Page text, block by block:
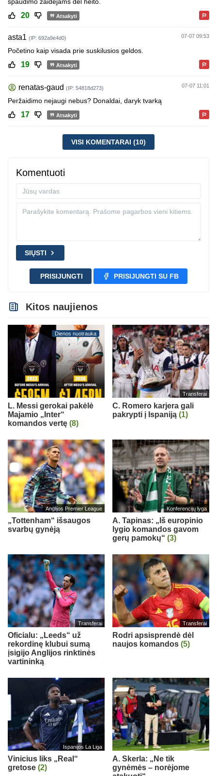
20 Atsakyti
asta1 (IP: 692a9e4d0) 07-07 09:53
Početino kaip visada prie suskilusios geldos.
19 Atsakyti
renatas-gaud (IP: 54818d273) 07-07 11:01
Peržaidimo nejaugi nebus? Donaldai, daryk tvarką
17 Atsakyti
VISI KOMENTARAI (10)
Komentuoti
SIŲSTI
PRISIJUNGTI PRISIJUNGTI SU FB
Kitos naujienos
Dienos nuotrauka
L. Messi gerokai pakėlė
Majamio „Inter“
komandos vertę (8)
Transferai
C. Romero karjera gali
pakrypti į Ispaniją (1)
Anglijos Premier League
„Tottenham“ išsaugos
svarbų gynėją
Konferencijų lyga
A. Tapinas: „Iš europinio
lygio komandos gavom
gerų pamokų“ (3)
Transferai
Oficialu: „Leeds“ už
rekordinę klubui sumą
įsigijo Anglijos rinktinės
vartininką
Transferai
Rodri apsisprendė dėl
naujos komandos (5)
Ispanijos La Liga
Vinicius liks „Real“
gretose (2)
A. Skerla: „Ne tik
gynėmės – norėjome